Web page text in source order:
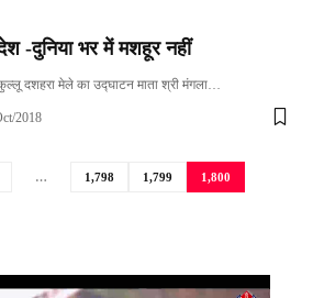
-दुन‍िया भर में मशहूर नहीं
दशहरा मेले का उद्घाटन माता श्री मंगला…
2018
… 1,798 1,799 1,800